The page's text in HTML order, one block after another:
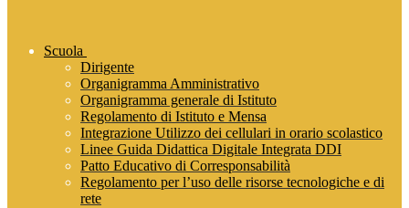
Scuola
Dirigente
Organigramma Amministrativo
Organigramma generale di Istituto
Regolamento di Istituto e Mensa
Integrazione Utilizzo dei cellulari in orario scolastico
Linee Guida Didattica Digitale Integrata DDI
Patto Educativo di Corresponsabilità
Regolamento per l’uso delle risorse tecnologiche e di
rete